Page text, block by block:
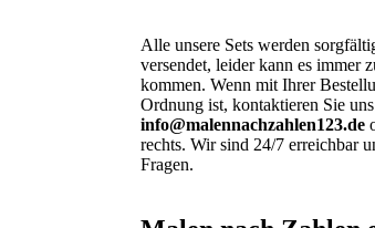
Alle unsere Sets werden
versendet, leider kann es immer
kommen. Wenn mit Ihrer
Ordnung ist, kontaktieren Sie
info@malennachzahlen123.de
rechts. Wir sind 24/7 erreichbar
Fragen.